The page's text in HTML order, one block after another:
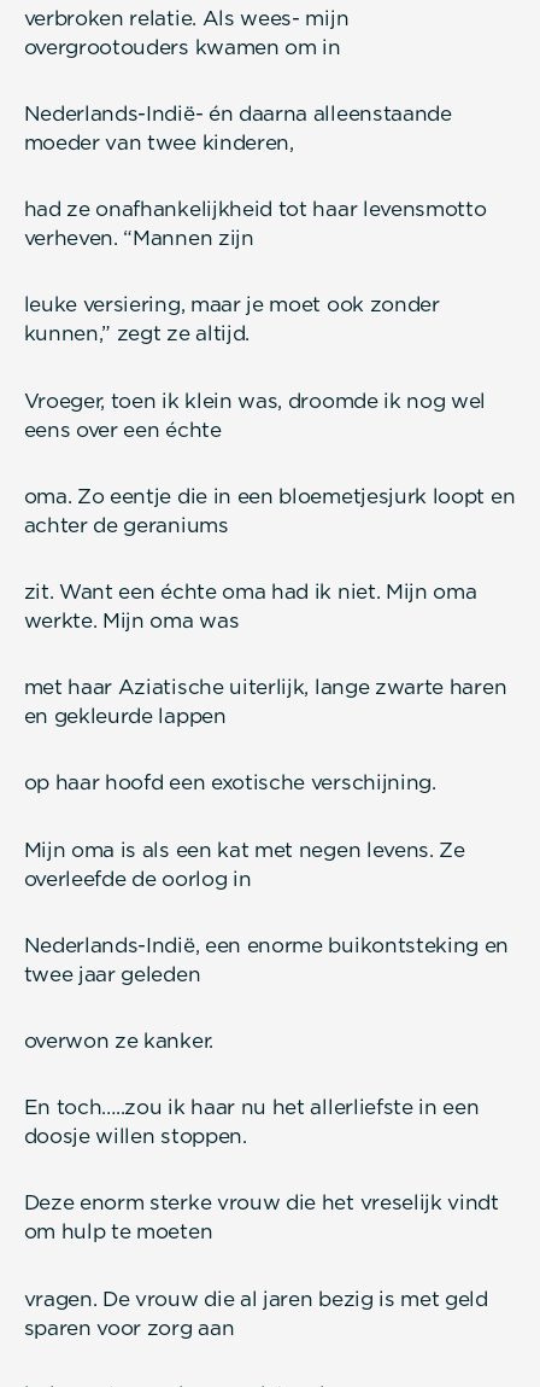
verbroken relatie. Als wees- mijn
overgrootouders kwamen om in
Nederlands-Indië- én daarna alleenstaande
moeder van twee kinderen,
had ze onafhankelijkheid tot haar levensmotto
verheven. “Mannen zijn
leuke versiering, maar je moet ook zonder
kunnen,” zegt ze altijd.
Vroeger, toen ik klein was, droomde ik nog wel
eens over een échte
oma. Zo eentje die in een bloemetjesjurk loopt en
achter de geraniums
zit. Want een échte oma had ik niet. Mijn oma
werkte. Mijn oma was
met haar Aziatische uiterlijk, lange zwarte haren
en gekleurde lappen
op haar hoofd een exotische verschijning.
Mijn oma is als een kat met negen levens. Ze
overleefde de oorlog in
Nederlands-Indië, een enorme buikontsteking en
twee jaar geleden
overwon ze kanker.
En toch…..zou ik haar nu het allerliefste in een
doosje willen stoppen.
Deze enorm sterke vrouw die het vreselijk vindt
om hulp te moeten
vragen. De vrouw die al jaren bezig is met geld
sparen voor zorg aan